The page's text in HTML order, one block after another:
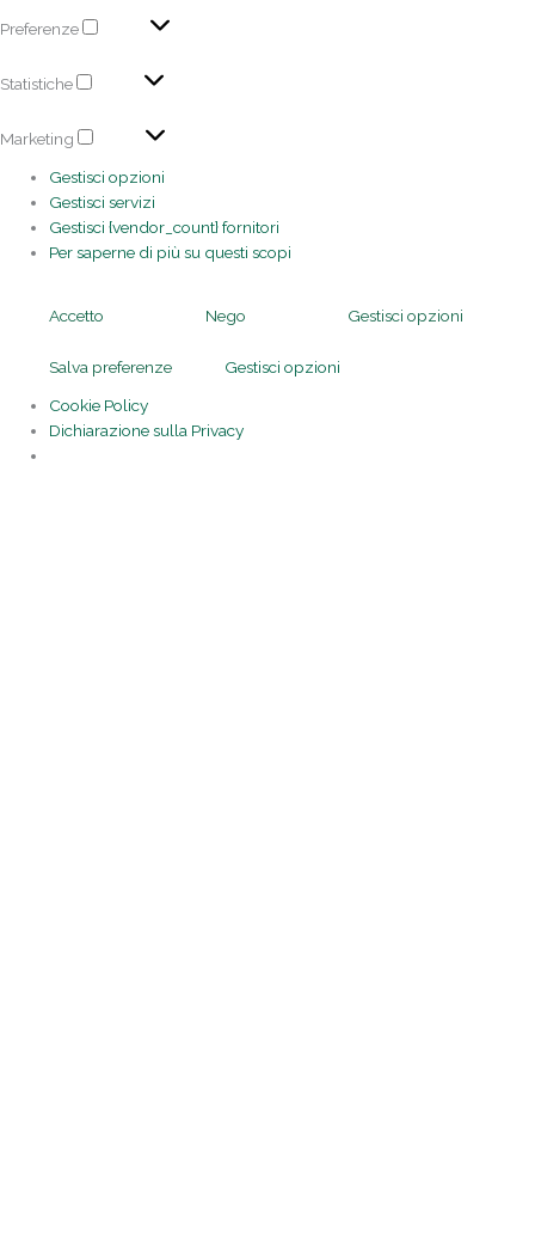
Preferenze
Statistiche
Marketing
Gestisci opzioni
Gestisci servizi
Gestisci {vendor_count} fornitori
Per saperne di più su questi scopi
Accetto Nego Gestisci opzioni
Salva preferenze
Gestisci opzioni
Cookie Policy
Dichiarazione sulla Privacy